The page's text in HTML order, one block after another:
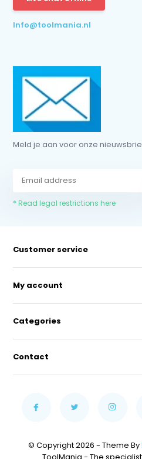
Info@toolmania.nl
Meld je aan voor onze
* Read legal restrictions here
Customer service
My account
Categories
Contact
© Copyright 2026 - Theme By
ToolMania - The
* Read legal